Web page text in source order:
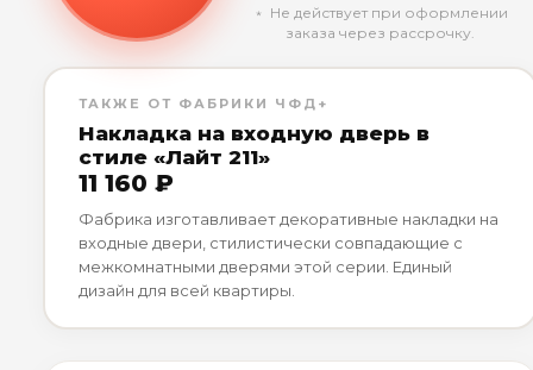
﹡ Не действует при оформлении
заказа через рассрочку.
ТАКЖЕ ОТ ФАБРИКИ ЧФД+
Накладка на входную дверь в
стиле «Лайт 211»
11 160 ₽
Фабрика изготавливает декоративные накладки на
входные двери, стилистически совпадающие с
межкомнатными дверями этой серии. Единый
дизайн для всей квартиры.